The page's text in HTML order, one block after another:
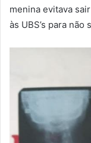
menina evitava
às UBS’s para